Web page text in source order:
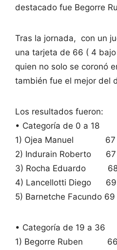
destacado fue Begorre
Tras la jornada, con un
una tarjeta de 66 ( 4
quien no solo se coronó
también fue el mejor del
Los resultados fueron:
• Categoría de 0 a 18
1) Ojea Manuel 67
2) Indurain Roberto 67
3) Rocha Eduardo
4) Lancellotti Diego 69
5) Barnetche Facundo 69
• Categoría de 19 a 36
1) Begorre Ruben 66